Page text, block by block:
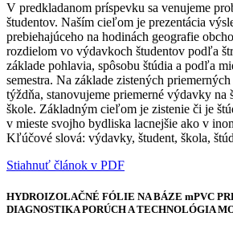
V predkladanom príspevku sa venujeme
študentov. Naším cieľom je prezentácia
prebiehajúceho na hodinách geografie
rozdielom vo výdavkoch študentov podľa
základe pohlavia, spôsobu štúdia a podľa
semestra. Na základe zistených
týždňa, stanovujeme priemerné výdavky na
škole. Základným cieľom je zistenie či je
v mieste svojho bydliska lacnejšie ako v
Kľúčové slová: výdavky, študent, škola,
Stiahnuť článok v PDF
HYDROIZOLAČNÉ FÓLIE NA BÁZE mPVC
DIAGNOSTIKA PORÚCH A TECHNOLÓGIA